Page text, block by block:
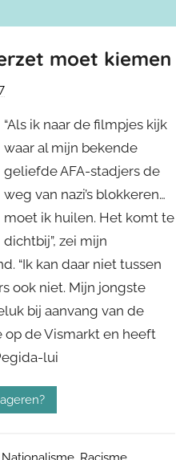
moet kiemen
“Als ik naar de filmpjes kijk
waar al mijn bekende
geliefde AFA-stadjers de
weg van nazi’s blokkeren…
moet ik huilen. Het komt te
dichtbij”, zei mijn
“Ik kan daar niet tussen
ook niet. Mijn jongste
bij aanvang van de
de Vismarkt en heeft
lui